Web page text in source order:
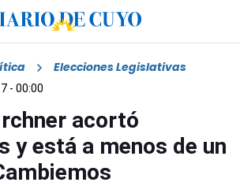
Elecciones Legislativas
- 00:00
acortó
y está a menos de un